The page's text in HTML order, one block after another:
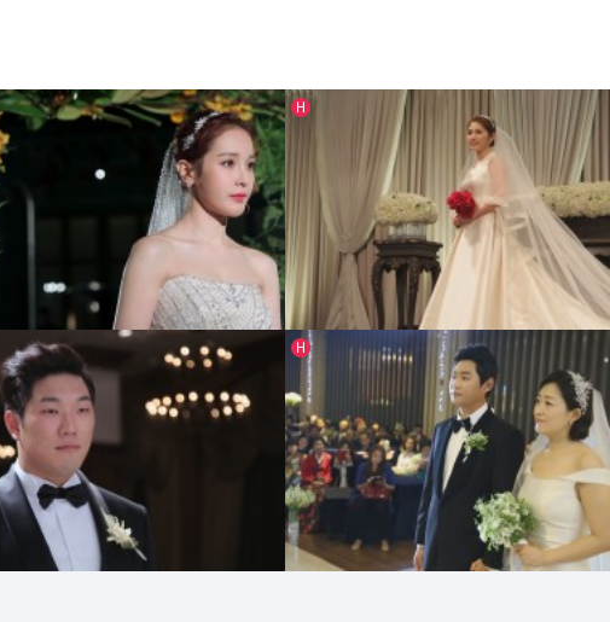
탤런트 조안커플
H
인기글
방송인김경란님
H
인기글
[ 2014 ]